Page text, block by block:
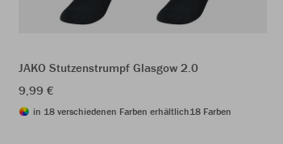
JAKO Stutzenstrumpf Glasgow 2.0
9,99 €
in 18 verschiedenen Farben erhältlich18 Farben